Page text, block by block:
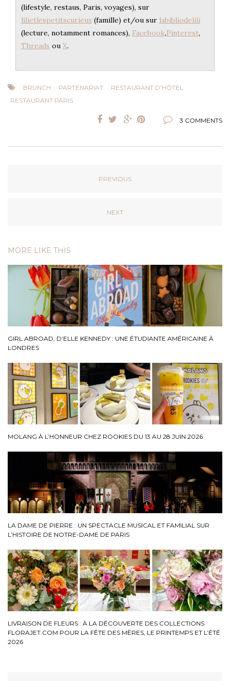
(lifestyle, restaus, Paris, voyages), sur
lilietlespetitscurieux (famille) et/ou sur labibliodelili
(lecture, notamment romances), Facebook,Pinterest,
Threads ou X.
BRUNCH PARTENARIAT
RESTAURANT D'HÔTEL
RESTAURANT PARIS
3 COMMENTS
PREVIOUS
NEXT
MORE LIKE THIS
GIRL ABROAD, D’ELLE KENNEDY : UNE ÉTUDIANTE AMÉRICAINE À
LONDRES
MOLANG À L’HONNEUR CHEZ ROOKIES DU 13 AU 28 JUIN 2026
LA DAME DE PIERRE : UN SPECTACLE MUSICAL ET FAMILIAL SUR
L’HISTOIRE DE NOTRE-DAME DE PARIS
LIVRAISON DE FLEURS : À LA DÉCOUVERTE DES COLLECTIONS
FLORAJET.COM POUR LA FÊTE DES MÈRES, LE PRINTEMPS ET L’ÉTÉ
2026